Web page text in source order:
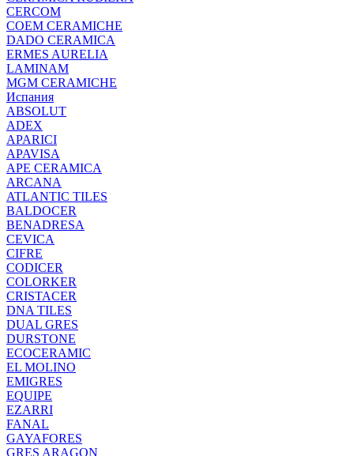
CERCOM
COEM CERAMICHE
DADO CERAMICA
ERMES AURELIA
LAMINAM
MGM CERAMICHE
Испания
ABSOLUT
ADEX
APARICI
APAVISA
APE CERAMICA
ARCANA
ATLANTIC TILES
BALDOCER
BENADRESA
CEVICA
CIFRE
CODICER
COLORKER
CRISTACER
DNA TILES
DUAL GRES
DURSTONE
ECOCERAMIC
EL MOLINO
EMIGRES
EQUIPE
EZARRI
FANAL
GAYAFORES
GRES ARAGON